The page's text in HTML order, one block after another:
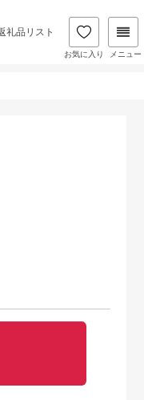
礼品リスト
お気に入り メニュー